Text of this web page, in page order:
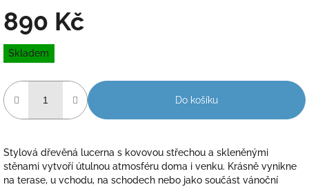
890 Kč
Měrná
cena:
Skladem
Do košíku
Stylová dřevěná lucerna s kovovou střechou a skleněnými
stěnami vytvoří útulnou atmosféru doma i venku. Krásně vynikne
na terase, u vchodu, na schodech nebo jako součást vánoční